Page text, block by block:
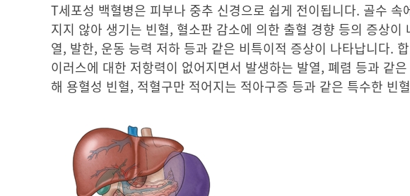
T세포성 백혈병은 피부나 중추 신경으로 쉽게 전이됩니다. 골수
지지 않아 생기는 빈혈, 혈소판 감소에 의한 출혈 경향 등의 증상
열, 발한, 운동 능력 저하 등과 같은 비특이적 증상이 나타납니다.
이러스에 대한 저항력이 없어지면서 발생하는 발열, 폐렴 등과 같
해 용혈성 빈혈, 적혈구만 적어지는 적아구증 등과 같은 특수한 빈